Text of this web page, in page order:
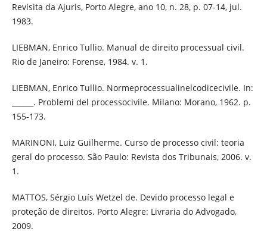
Revisita da Ajuris, Porto Alegre, ano 10, n. 28, p. 07-14, jul.
1983.
LIEBMAN, Enrico Tullio. Manual de direito processual civil.
Rio de Janeiro: Forense, 1984. v. 1.
LIEBMAN, Enrico Tullio. Normeprocessualinelcodicecivile. In:
______. Problemi del processocivile. Milano: Morano, 1962. p.
155-173.
MARINONI, Luiz Guilherme. Curso de processo civil: teoria
geral do processo. São Paulo: Revista dos Tribunais, 2006. v.
1.
MATTOS, Sérgio Luís Wetzel de. Devido processo legal e
proteção de direitos. Porto Alegre: Livraria do Advogado,
2009.